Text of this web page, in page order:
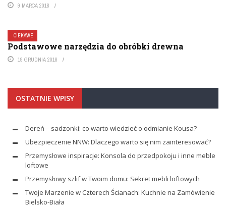
9 MARCA 2018
CIEKAWE
Podstawowe narzędzia do obróbki drewna
19 GRUDNIA 2018
OSTATNIE WPISY
Dereń – sadzonki: co warto wiedzieć o odmianie Kousa?
Ubezpieczenie NNW: Dlaczego warto się nim zainteresować?
Przemysłowe inspiracje: Konsola do przedpokoju i inne meble
loftowe
Przemysłowy szlif w Twoim domu: Sekret mebli loftowych
Twoje Marzenie w Czterech Ścianach: Kuchnie na Zamówienie
Bielsko-Biała